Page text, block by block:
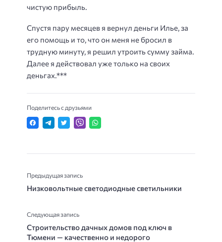
чистую прибыль.
Спустя пару месяцев я вернул деньги Илье, за
его помощь и то, что он меня не бросил в
трудную минуту, я решил утроить сумму займа.
Далее я действовал уже только на своих
деньгах.***
Поделитесь с друзьями
Предыдущая запись
Низковольтные светодиодные светильники
Следующая запись
Строительство дачных домов под ключ в
Тюмени — качественно и недорого